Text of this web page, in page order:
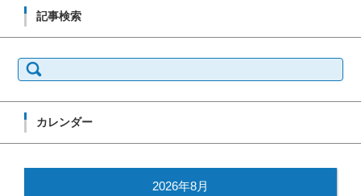
記事検索
カレンダー
2026年8月